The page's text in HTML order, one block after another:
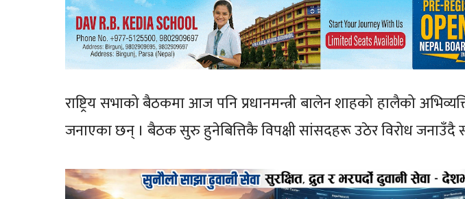
राष्ट्रिय सभाको बैठकमा आज पनि प्रधानमन्त्री बालेन शाहको हालैको
जनाएका छन् । बैठक सुरु हुनेबित्तिकै विपक्षी सांसदहरू उठेर विरोध